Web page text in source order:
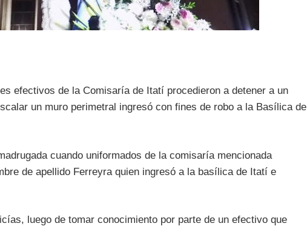
efectivos de la Comisaría de Itatí procedieron a detener a un
un muro perimetral ingresó con fines de robo a la Basílica de
cuando uniformados de la comisaría mencionada
de apellido Ferreyra quien ingresó a la basílica de Itatí e
luego de tomar conocimiento por parte de un efectivo que